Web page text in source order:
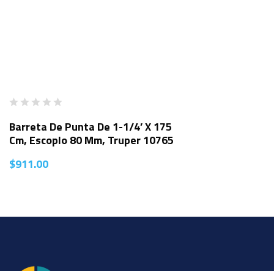
Barreta De Punta De 1-1/4′ X 175
Cm, Escoplo 80 Mm, Truper 10765
$911.00